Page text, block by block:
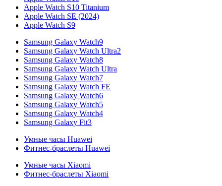
Apple Watch S10 Titanium
Apple Watch SE (2024)
Apple Watch S9
Samsung Galaxy Watch9
Samsung Galaxy Watch Ultra2
Samsung Galaxy Watch8
Samsung Galaxy Watch Ultra
Samsung Galaxy Watch7
Samsung Galaxy Watch FE
Samsung Galaxy Watch6
Samsung Galaxy Watch5
Samsung Galaxy Watch4
Samsung Galaxy Fit3
Умные часы Huawei
Фитнес-браслеты Huawei
Умные часы Xiaomi
Фитнес-браслеты Xiaomi